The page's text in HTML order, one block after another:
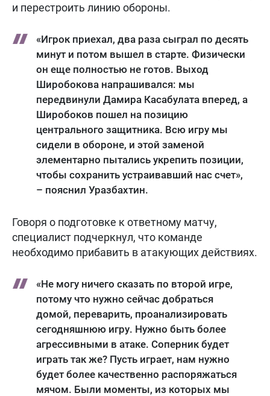
и перестроить линию обороны.
«Игрок приехал, два раза сыграл по десять
минут и потом вышел в старте. Физически
он еще полностью не готов. Выход
Широбокова напрашивался: мы
передвинули Дамира Касабулата вперед, а
Широбоков пошел на позицию
центрального защитника. Всю игру мы
сидели в обороне, и этой заменой
элементарно пытались укрепить позиции,
чтобы сохранить устраивавший нас счет»,
– пояснил Уразбахтин.
Говоря о подготовке к ответному матчу,
специалист подчеркнул, что команде
необходимо прибавить в атакующих действиях.
«Не могу ничего сказать по второй игре,
потому что нужно сейчас добраться
домой, переварить, проанализировать
сегодняшнюю игру. Нужно быть более
агрессивными в атаке. Соперник будет
играть так же? Пусть играет, нам нужно
будет более качественно распоряжаться
мячом. Были моменты, из которых мы